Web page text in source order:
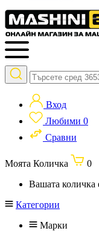
Вход
Любими 0
Сравни
Моята Количка
0
Вашата количка
Категории
Марки